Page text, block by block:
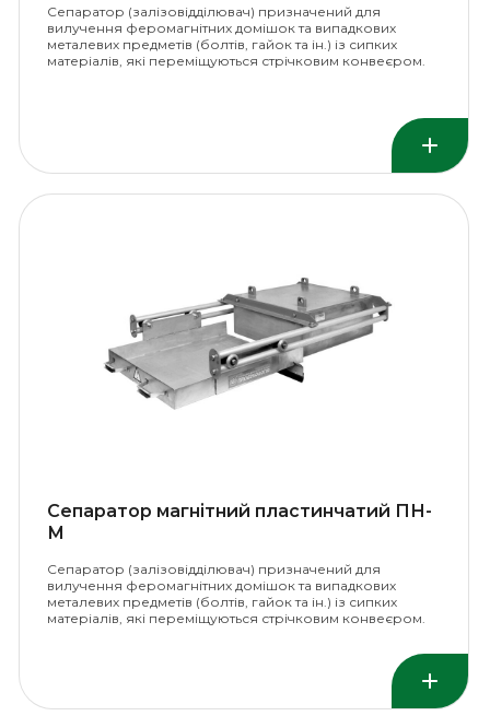
Сепаратор (залізовідділювач) призначений для
вилучення феромагнітних домішок та випадкових
металевих предметів (болтів, гайок та ін.) із сипких
матеріалів, які переміщуються стрічковим конвеєром.
Сепаратор магнітний пластинчатий ПН-
М
Сепаратор (залізовідділювач) призначений для
вилучення феромагнітних домішок та випадкових
металевих предметів (болтів, гайок та ін.) із сипких
матеріалів, які переміщуються стрічковим конвеєром.